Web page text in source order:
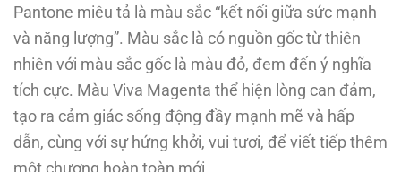
Pantone miêu tả là màu sắc “kết nối giữa sức mạnh
và năng lượng”. Màu sắc là có nguồn gốc từ thiên
nhiên với màu sắc gốc là màu đỏ, đem đến ý nghĩa
tích cực. Màu Viva Magenta thể hiện lòng can đảm,
tạo ra cảm giác sống động đầy mạnh mẽ và hấp
dẫn, cùng với sự hứng khởi, vui tươi, để viết tiếp thêm
một chương hoàn toàn mới.